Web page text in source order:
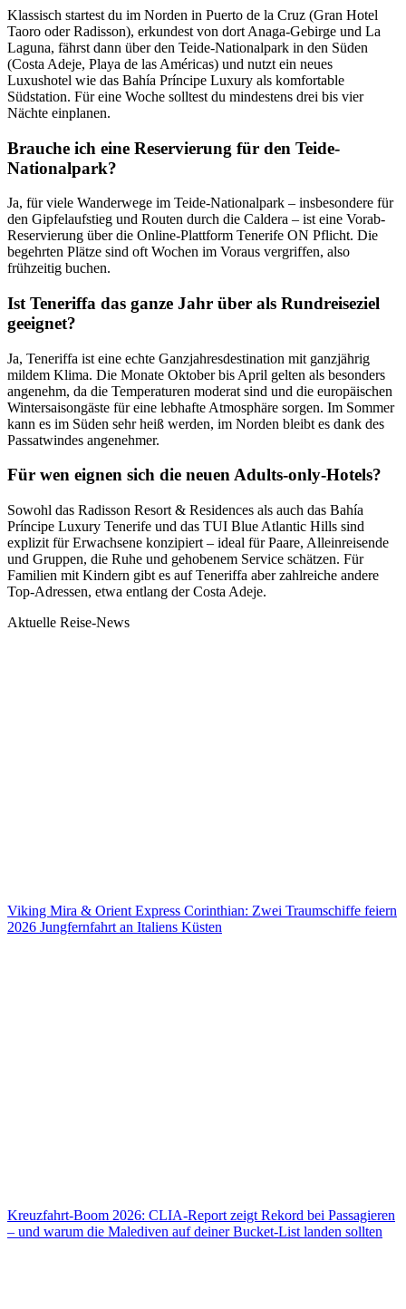
Klassisch startest du im Norden in Puerto de la Cruz (Gran Hotel
Taoro oder Radisson), erkundest von dort Anaga-Gebirge und La
Laguna, fährst dann über den Teide-Nationalpark in den Süden
(Costa Adeje, Playa de las Américas) und nutzt ein neues
Luxushotel wie das Bahía Príncipe Luxury als komfortable
Südstation. Für eine Woche solltest du mindestens drei bis vier
Nächte einplanen.
Brauche ich eine Reservierung für den Teide-
Nationalpark?
Ja, für viele Wanderwege im Teide-Nationalpark – insbesondere für
den Gipfelaufstieg und Routen durch die Caldera – ist eine Vorab-
Reservierung über die Online-Plattform Tenerife ON Pflicht. Die
begehrten Plätze sind oft Wochen im Voraus vergriffen, also
frühzeitig buchen.
Ist Teneriffa das ganze Jahr über als Rundreiseziel
geeignet?
Ja, Teneriffa ist eine echte Ganzjahresdestination mit ganzjährig
mildem Klima. Die Monate Oktober bis April gelten als besonders
angenehm, da die Temperaturen moderat sind und die europäischen
Wintersaisongäste für eine lebhafte Atmosphäre sorgen. Im Sommer
kann es im Süden sehr heiß werden, im Norden bleibt es dank des
Passatwindes angenehmer.
Für wen eignen sich die neuen Adults-only-Hotels?
Sowohl das Radisson Resort & Residences als auch das Bahía
Príncipe Luxury Tenerife und das TUI Blue Atlantic Hills sind
explizit für Erwachsene konzipiert – ideal für Paare, Alleinreisende
und Gruppen, die Ruhe und gehobenem Service schätzen. Für
Familien mit Kindern gibt es auf Teneriffa aber zahlreiche andere
Top-Adressen, etwa entlang der Costa Adeje.
Aktuelle Reise-News
Viking Mira & Orient Express Corinthian: Zwei Traumschiffe feiern
2026 Jungfernfahrt an Italiens Küsten
Kreuzfahrt-Boom 2026: CLIA-Report zeigt Rekord bei Passagieren
– und warum die Malediven auf deiner Bucket-List landen sollten